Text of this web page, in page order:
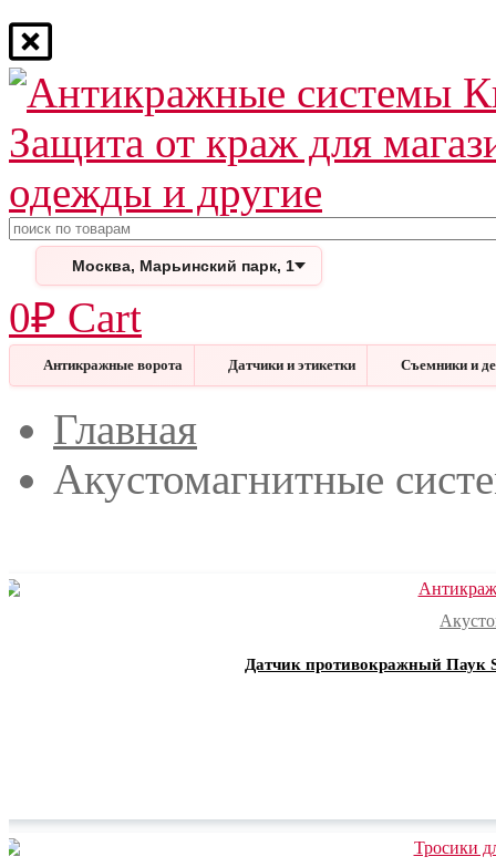
Поиск
Москва, Марьинский парк, 1
0₽ Cart
Антикражные ворота Датчики и этикетки Съемники и
ЗакрытьГлавная
Акустомагнитные
Датчик противокражный Паук